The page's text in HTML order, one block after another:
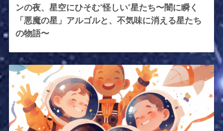
ンの夜、星空にひそむ”怪しい”星たち〜闇に瞬く
「悪魔の星」アルゴルと、不気味に消える星たち
の物語〜